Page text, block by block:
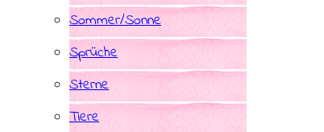
Sommer/Sonne
Sprüche
Sterne
Tiere